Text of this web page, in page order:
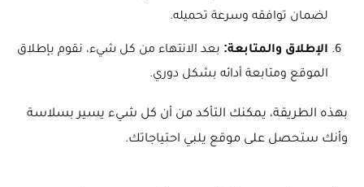
لضمان توافقه وسرعة تحميله.
الإطلاق والمتابعة: بعد الانتهاء من كل شيء، نقوم بإطلاق
الموقع ومتابعة أدائه بشكل دوري.
بهذه الطريقة، يمكنك التأكد من أن كل شيء يسير بسلاسة
وأنك ستحصل على موقع يلبي احتياجاتك.